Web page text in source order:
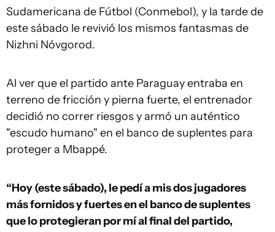
Sudamericana de Fútbol (Conmebol), y la tarde de
este sábado le revivió los mismos fantasmas de
Nizhni Nóvgorod.
Al ver que el partido ante Paraguay entraba en
terreno de fricción y pierna fuerte, el entrenador
decidió no correr riesgos y armó un auténtico
"escudo humano" en el banco de suplentes para
proteger a Mbappé.
“Hoy (este sábado), le pedí a mis dos jugadores
más fornidos y fuertes en el banco de suplentes
que lo protegieran por mí al final del partido,